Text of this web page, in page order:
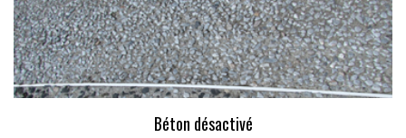
Béton désactivé